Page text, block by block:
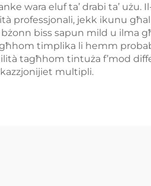
wara eluf ta’ drabi ta’ użu.
professjonali, jekk ikunu
biss sapun mild u ilma
timplika li hemm
tagħhom tintuża f’mod
multipli.